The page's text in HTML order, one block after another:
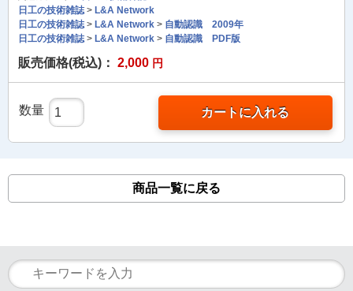
日工の技術雑誌> L&A Network
日工の技術雑誌> L&A Network > 自動認識 2009年
日工の技術雑誌> L&A Network > 自動認識 PDF版
販売価格(税込)： 2,000 円
数量 カートに入れる
商品一覧に戻る